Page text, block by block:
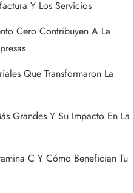
Y Los Servicios
Cero Contribuyen A La
Que Transformaron La
Grandes Y Su Impacto En La
C Y Cómo Benefician Tu